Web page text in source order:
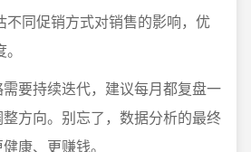
不同促销方式对销售的影响，优
要持续迭代，建议每月都复盘一
方向。别忘了，数据分析的最终
康、更赚钱。